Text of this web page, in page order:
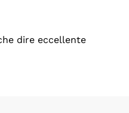
dire eccellente